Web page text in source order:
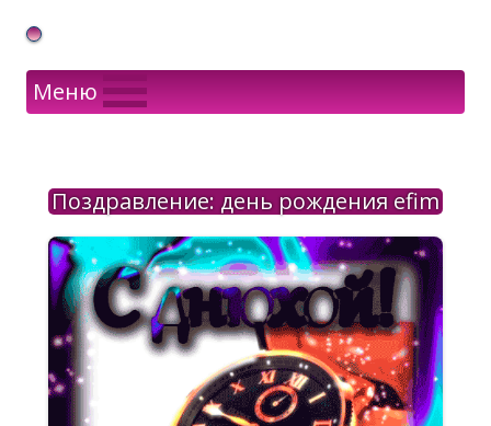
Gif Открытки в подарок
Меню
Поздравление: день рождения efim